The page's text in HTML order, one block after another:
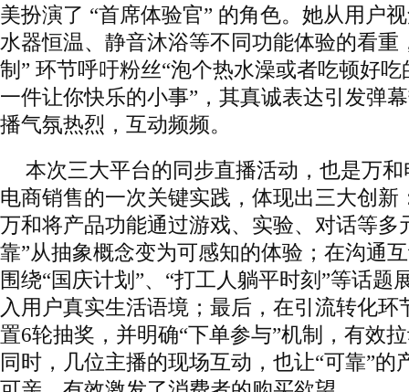
美扮演了 “首席体验官” 的角色。她从用户
水器恒温、静音沐浴等不同功能体验的看重
制” 环节呼吁粉丝“泡个热水澡或者吃顿好
一件让你快乐的小事”，其真诚表达引发弹
播气氛热烈，互动频频。
本次三大平台的同步直播活动，也是万
电商销售的一次关键实践，体现出三大创新
万和将产品功能通过游戏、实验、对话等多
靠”从抽象概念变为可感知的体验；在沟通
围绕“国庆计划”、“打工人躺平时刻”等话题
入用户真实生活语境；最后，在引流转化环
置6轮抽奖，并明确“下单参与”机制，有效
同时，几位主播的现场互动，也让“可靠”的